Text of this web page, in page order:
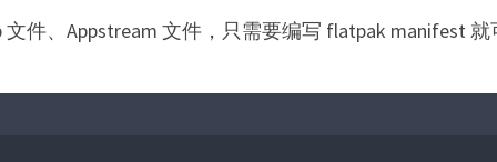
件、Appstream 文件，只需要编写 flatpak manifest